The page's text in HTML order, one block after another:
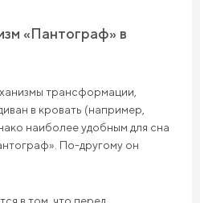
«Пантограф» в
трансформации,
в кровать (например,
наиболее удобным для сна
По-другому он
в том, что перед